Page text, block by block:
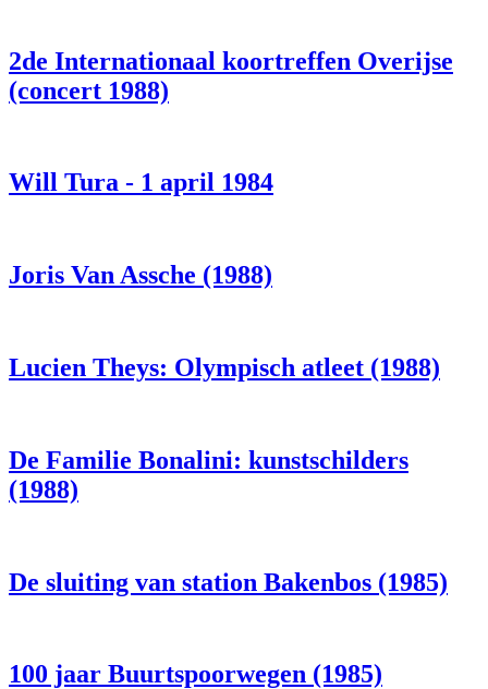
2de Internationaal koortreffen Overijse
(concert 1988)
Will Tura - 1 april 1984
Joris Van Assche (1988)
Lucien Theys: Olympisch atleet (1988)
De Familie Bonalini: kunstschilders
(1988)
De sluiting van station Bakenbos (1985)
100 jaar Buurtspoorwegen (1985)